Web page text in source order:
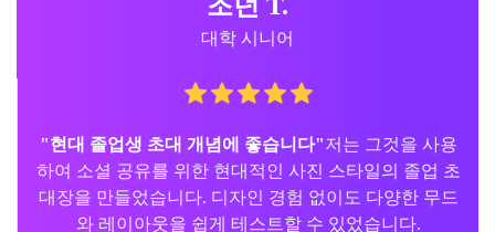
대학 시니어
"현대 졸업생 초대 개념에 좋습니다"저는 그것을 사용
하여 소셜 공유를 위한 현대적인 사진 스타일의 졸업 초
대장을 만들었습니다. 디자인 경험 없이도 다양한 무드
와 레이아웃을 쉽게 테스트할 수 있었습니다.